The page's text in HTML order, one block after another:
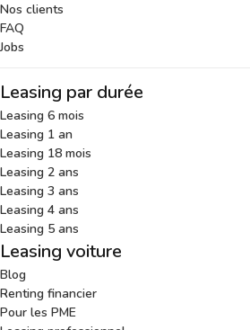
Nos clients
FAQ
Jobs
Leasing par durée
Leasing 6 mois
Leasing 1 an
Leasing 18 mois
Leasing 2 ans
Leasing 3 ans
Leasing 4 ans
Leasing 5 ans
Leasing voiture
Blog
Renting financier
Pour les PME